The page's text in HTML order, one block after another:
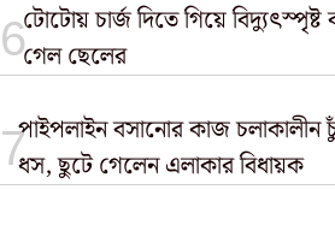
টোটোয় চার্জ দিতে গিয়ে বিদ্যুৎস্পৃষ্ট
গেল ছেলের
পাইপলাইন বসানোর কাজ চলাকালীন
ধস, ছুটে গেলেন এলাকার বিধায়ক